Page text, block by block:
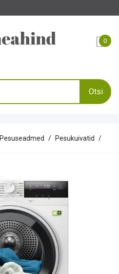
0
Otsi
Pesuseadmed Pesukuivatid